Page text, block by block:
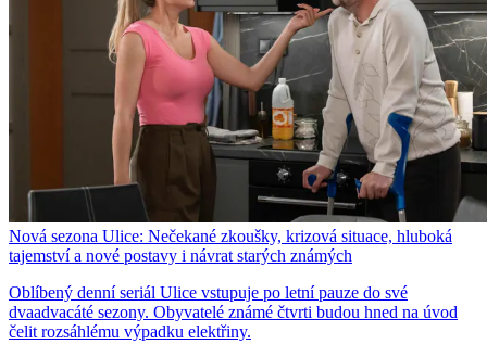
Nová sezona Ulice: Nečekané zkoušky, krizová situace, hluboká
tajemství a nové postavy i návrat starých známých
Oblíbený denní seriál Ulice vstupuje po letní pauze do své
dvaadvacáté sezony. Obyvatelé známé čtvrti budou hned na úvod
čelit rozsáhlému výpadku elektřiny.